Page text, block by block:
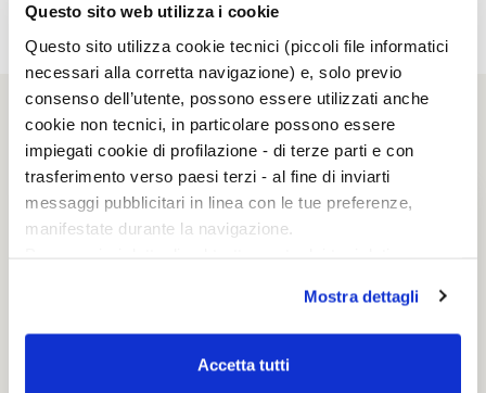
Questo sito web utilizza i cookie
Questo sito utilizza cookie tecnici (piccoli file informatici
necessari alla corretta navigazione) e, solo previo
consenso dell’utente, possono essere utilizzati anche
cookie non tecnici, in particolare possono essere
impiegati cookie di profilazione - di terze parti e con
trasferimento verso paesi terzi - al fine di inviarti
messaggi pubblicitari in linea con le tue preferenze,
manifestate durante la navigazione.
scelte privacy sui cookie, ti invitiamo a prendere visione
dell’informativa cookie.
Chiudendo il banner tramite la “X” prosegui la
Mostra dettagli
Accetta tutti
Luca Doninelli
RAGAZZI NARRATIVA